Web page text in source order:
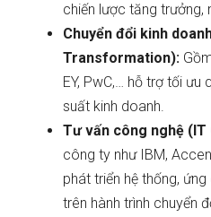
chiến lược tăng trưởng,
Chuyển đổi kinh
Transformation):
EY, PwC,… hỗ trợ tối ưu
suất kinh doanh.
Tư vấn công nghệ
công ty như IBM,
phát triển hệ thống,
trên hành trình chuyển